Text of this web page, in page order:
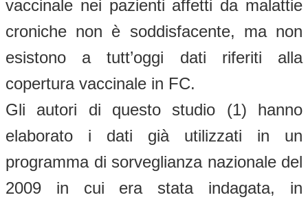
vaccinale nei pazienti affetti da malattie
croniche non è soddisfacente, ma non
esistono a tutt’oggi dati riferiti alla
copertura vaccinale in FC.
Gli autori di questo studio (1) hanno
elaborato i dati già utilizzati in un
programma di sorveglianza nazionale del
2009 in cui era stata indagata, in